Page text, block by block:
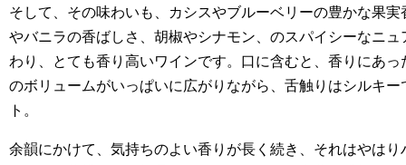
そして、その味わいも、カシスやブルーベリーの豊かな果実
やバニラの香ばしさ、胡椒やシナモン、のスパイシーなニュ
わり、とても香り高いワインです。口に含むと、香りにあっ
のボリュームがいっぱいに広がりながら、舌触りはシルキー
ト。
余韻にかけて、気持ちのよい香りが長く続き、それはやはり